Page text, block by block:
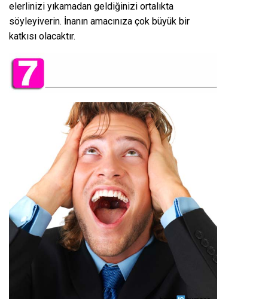
elerlinizi yıkamadan geldiğinizi ortalıkta
söyleyiverin. İnanın amacınıza çok büyük bir
katkısı olacaktır.